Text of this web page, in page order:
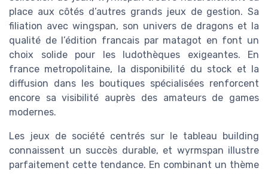
place aux côtés d’autres grands jeux de gestion. Sa
filiation avec wingspan, son univers de dragons et la
qualité de l’édition francais par matagot en font un
choix solide pour les ludothèques exigeantes. En
france metropolitaine, la disponibilité du stock et la
diffusion dans les boutiques spécialisées renforcent
encore sa visibilité auprès des amateurs de games
modernes.
Les jeux de société centrés sur le tableau building
connaissent un succès durable, et wyrmspan illustre
parfaitement cette tendance. En combinant un thème